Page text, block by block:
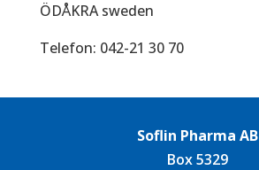
ÖDÅKRAsweden
Telefon: 042-21 30 70
Soflin Pharma AB
Box 5329